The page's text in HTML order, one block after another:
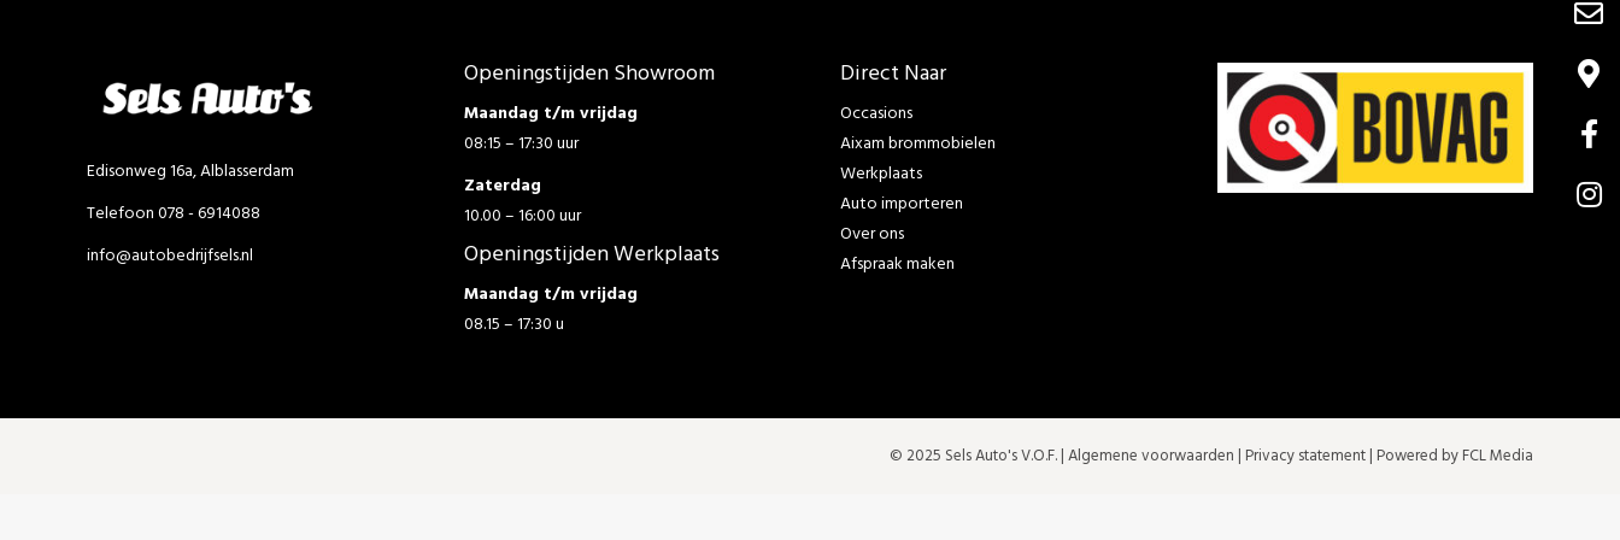
Edisonweg 16a, Alblasserdam
Telefoon 078 - 6914088
info@autobedrijfsels.nl
Openingstijden Showroom
Maandag t/m vrijdag
08:15 – 17:30 uur
Zaterdag
10.00 – 16:00 uur
Openingstijden Werkplaats
Maandag t/m vrijdag
08.15 – 17:30 u
Direct Naar
Occasions
Aixam brommobielen
Werkplaats
Auto importeren
Over ons
Afspraak maken
© 2025 Sels Auto's V.O.F. |Algemene voorwaarden | Privacy statement| Powered by FCL Media